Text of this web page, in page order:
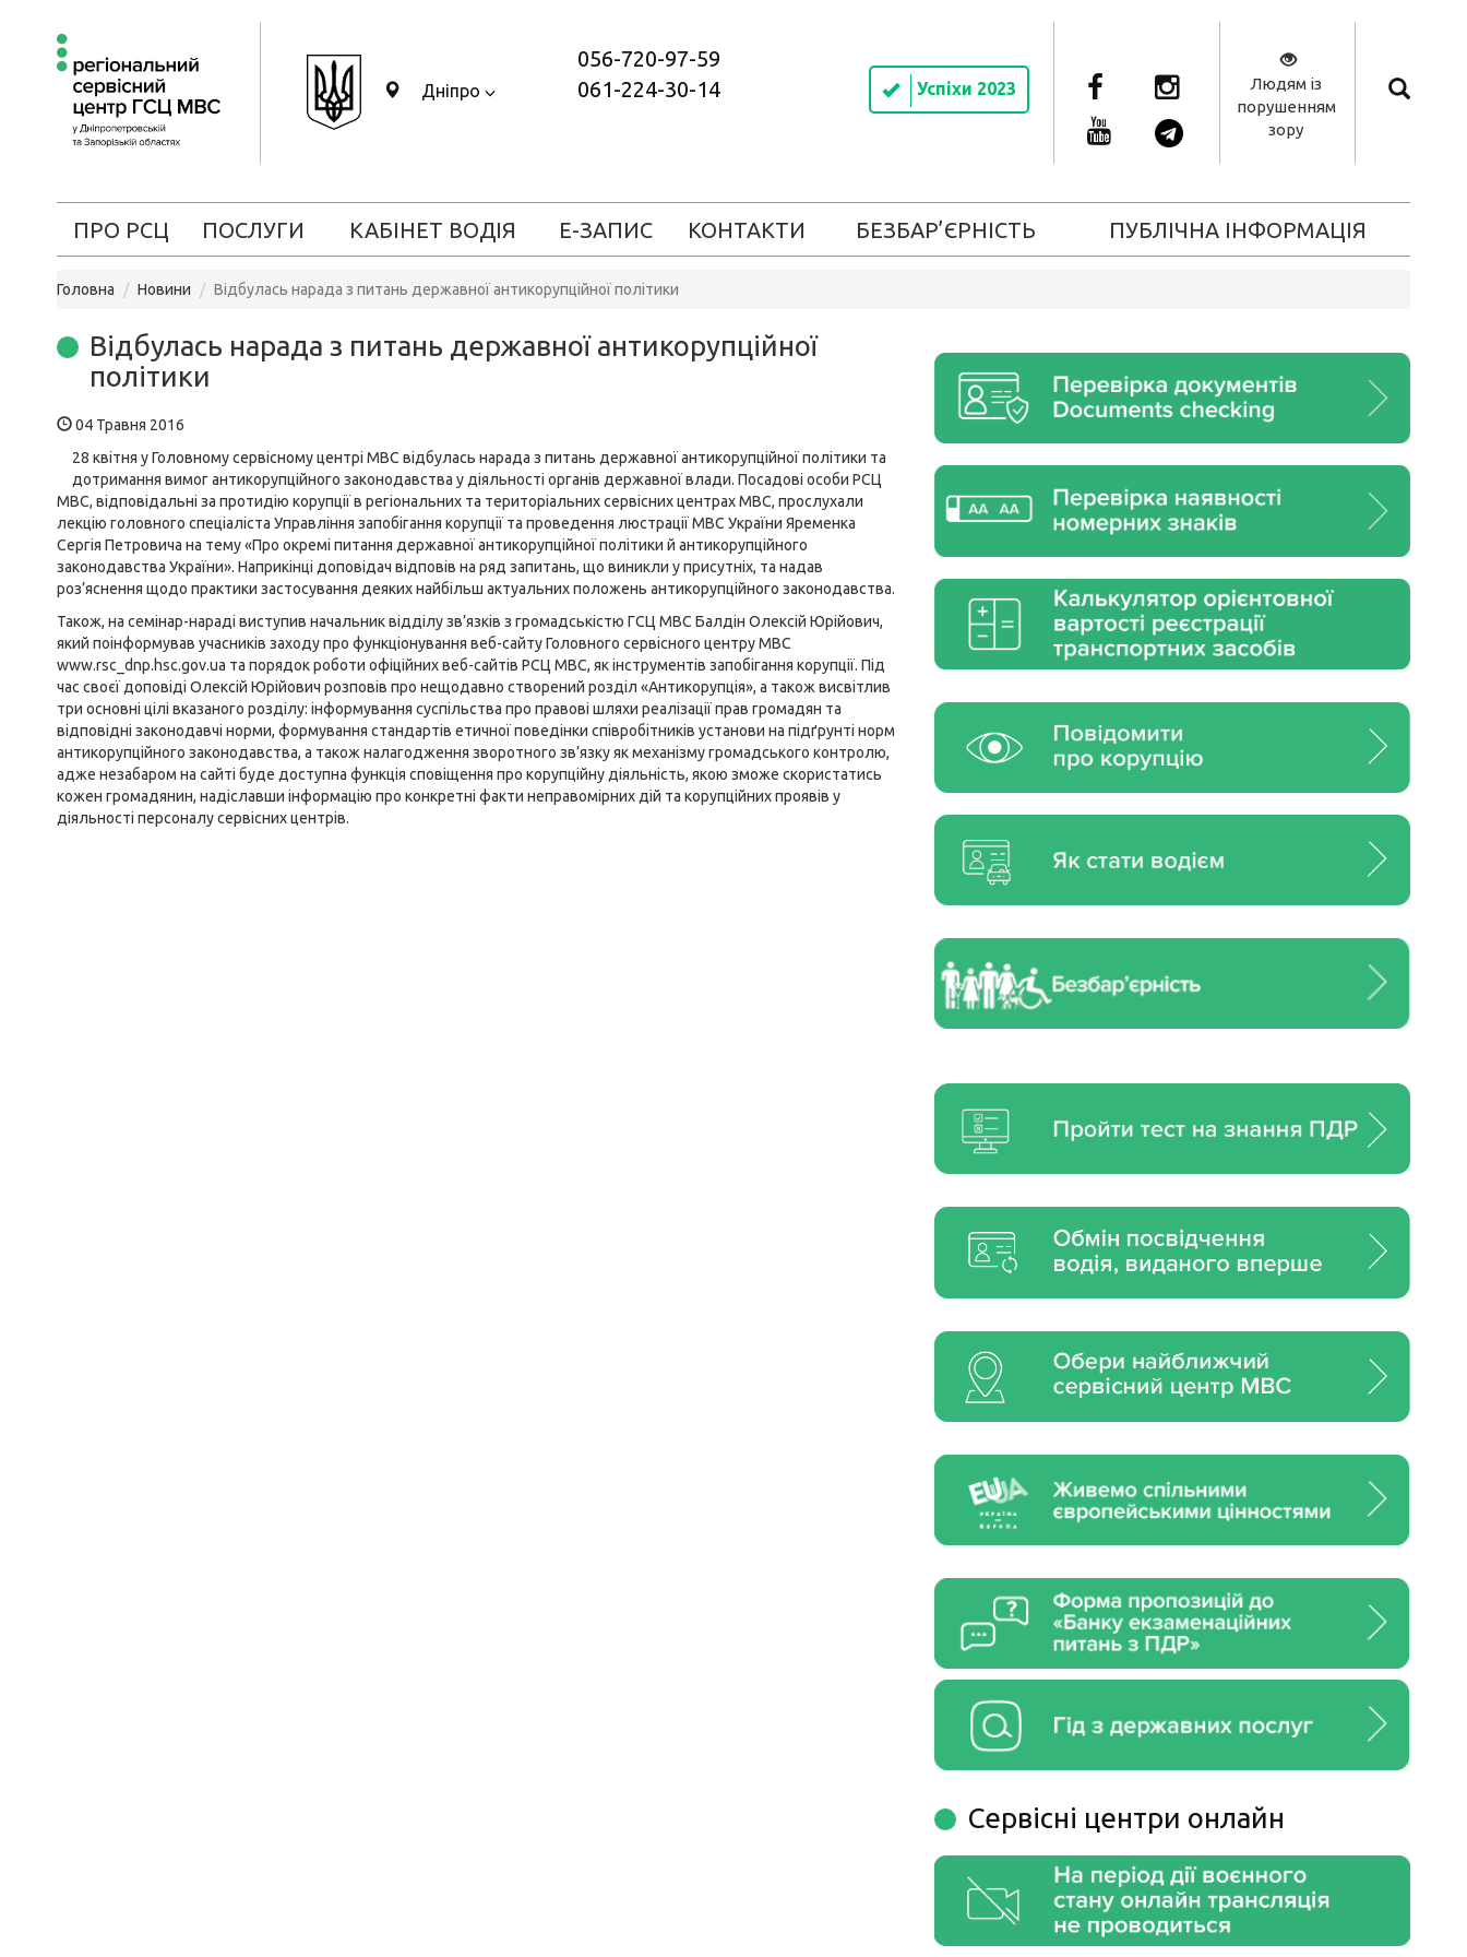
Дніпро
056-720-97-59
061-224-30-14
Успіхи 2023
Людям із
порушенням
зору
ПРО РСЦ ПОСЛУГИ КАБІНЕТ ВОДІЯ Е-ЗАПИС КОНТАКТИ БЕЗБАР’ЄРНІСТЬ ПУБЛІЧНА ІНФОРМАЦІЯ
Головна Новини Відбулась нарада з питань державної антикорупційної політики
Відбулась нарада з питань державної антикорупційної
політики
04 Травня 2016
28 квітня у Головному сервісному центрі МВС відбулась нарада з питань державної антикорупційної політики та
дотримання вимог антикорупційного законодавства у діяльності органів державної влади. Посадові особи РСЦ
МВС, відповідальні за протидію корупції в регіональних та територіальних сервісних центрах МВС, прослухали
лекцію головного спеціаліста Управління запобігання корупції та проведення люстрації МВС України Яременка
Сергія Петровича на тему «Про окремі питання державної антикорупційної політики й антикорупційного
законодавства України». Наприкінці доповідач відповів на ряд запитань, що виникли у присутніх, та надав
роз’яснення щодо практики застосування деяких найбільш актуальних положень антикорупційного законодавства.
Також, на семінар-нараді виступив начальник відділу зв’язків з громадськістю ГСЦ МВС Балдін Олексій Юрійович,
який поінформував учасників заходу про функціонування веб-сайту Головного сервісного центру МВС
www.rsc_dnp.hsc.gov.ua та порядок роботи офіційних веб-сайтів РСЦ МВС, як інструментів запобігання корупції. Під
час своєї доповіді Олексій Юрійович розповів про нещодавно створений розділ «Антикорупція», а також висвітлив
три основні цілі вказаного розділу: інформування суспільства про правові шляхи реалізації прав громадян та
відповідні законодавчі норми, формування стандартів етичної поведінки співробітників установи на підґрунті норм
антикорупційного законодавства, а також налагодження зворотного зв’язку як механізму громадського контролю,
адже незабаром на сайті буде доступна функція сповіщення про корупційну діяльність, якою зможе скористатись
кожен громадянин, надіславши інформацію про конкретні факти неправомірних дій та корупційних проявів у
діяльності персоналу сервісних центрів.
Сервiснi центри онлайн